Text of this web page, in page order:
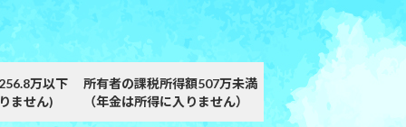
万以下
ません)
所有者の課税所得額507万未満
（年金は所得に入りません）